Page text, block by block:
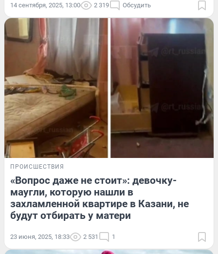
14 сентября, 2025, 13:00 2 319 Обсудить
ПРОИСШЕСТВИЯ
«Вопрос даже не стоит»: девочку-
маугли, которую нашли в
захламленной квартире в Казани, не
будут отбирать у матери
23 июня, 2025, 18:33 2 531 1